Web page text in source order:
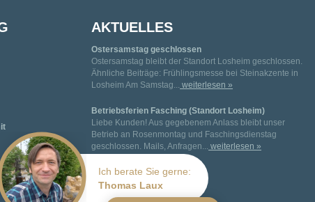
Ich berate Sie gerne:
Thomas Laux
AKTUELLES
Ostersamstag geschlossen
Ostersamstag bleibt der Standort Losheim geschlossen.
Ähnliche Beiträge: Frühlingsmesse bei Steinakzente in
Losheim Am Samstag...
weiterlesen »
Betriebsferien Fasching (Standort Losheim)
Liebe Kunden! Aus gegebenem Anlass bleibt unser
Betrieb an Rosenmontag und Faschingsdienstag
geschlossen. Mails, Anfragen...
weiterlesen »